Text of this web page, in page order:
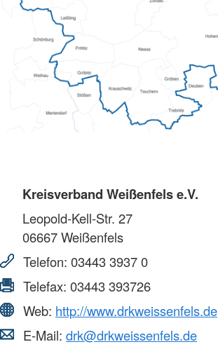
Kreisverband Weißenfels e.V.
Leopold-Kell-Str. 27
06667Weißenfels
Telefon: 03443 3937 0
Telefax: 03443 393726
Web: http://www.drkweissenfels.de
E-Mail: drk@drkweissenfels.de